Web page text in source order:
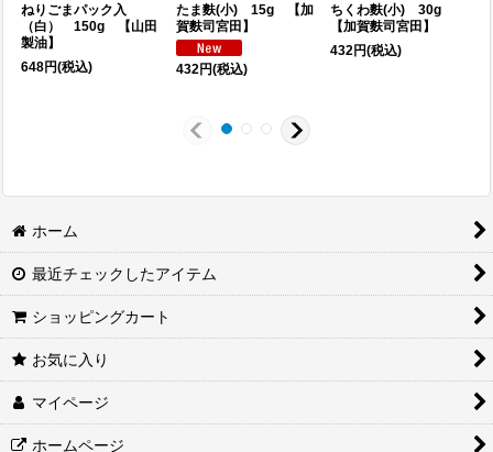
ねりごまパック入
（白） 150g 【山田
製油】
648円(税込)
たま麩(小) 15g 【加
賀麩司宮田】
432円(税込)
ちくわ麩(小) 30g
【加賀麩司宮田】
432円(税込)
ホーム
最近チェックしたアイテム
ショッピングカート
お気に入り
マイページ
ホームページ